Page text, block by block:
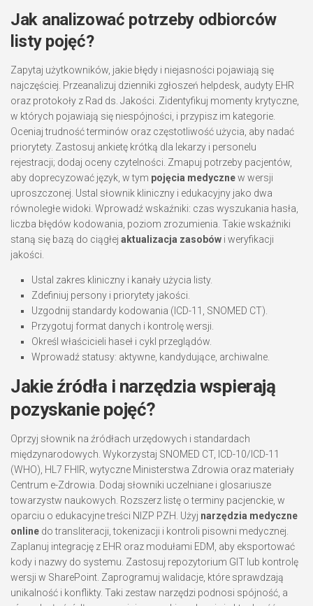
Jak analizować potrzeby odbiorców
listy pojęć?
Zapytaj użytkowników, jakie błędy i niejasności pojawiają się
najczęściej. Przeanalizuj dzienniki zgłoszeń helpdesk, audyty EHR
oraz protokoły z Rad ds. Jakości. Zidentyfikuj momenty krytyczne,
w których pojawiają się niespójności, i przypisz im kategorie.
Oceniaj trudność terminów oraz częstotliwość użycia, aby nadać
priorytety. Zastosuj ankietę krótką dla lekarzy i personelu
rejestracji; dodaj oceny czytelności. Zmapuj potrzeby pacjentów,
aby doprecyzować język, w tym pojęcia medycznew wersji
uproszczonej. Ustal słownik kliniczny i edukacyjny jako dwa
równoległe widoki. Wprowadź wskaźniki: czas wyszukania hasła,
liczba błędów kodowania, poziom zrozumienia. Takie wskaźniki
staną się bazą do ciągłej aktualizacja zasobów i weryfikacji
jakości.
Ustal zakres kliniczny i kanały użycia listy.
Zdefiniuj persony i priorytety jakości.
Uzgodnij standardy kodowania (ICD-11, SNOMED CT).
Przygotuj format danych i kontrolę wersji.
Określ właścicieli haseł i cykl przeglądów.
Wprowadź statusy: aktywne, kandydujące, archiwalne.
Jakie źródła i narzędzia wspierają
pozyskanie pojęć?
Oprzyj słownik na źródłach urzędowych i standardach
międzynarodowych. Wykorzystaj SNOMED CT, ICD-10/ICD-11
(WHO), HL7 FHIR, wytyczne Ministerstwa Zdrowia oraz materiały
Centrum e-Zdrowia. Dodaj słowniki uczelniane i glosariusze
towarzystw naukowych. Rozszerz listę o terminy pacjenckie, w
oparciu o edukacyjne treści NIZP PZH. Użyj narzędzia medyczne
online do transliteracji, tokenizacji i kontroli pisowni medycznej.
Zaplanuj integrację z EHR oraz modułami EDM, aby eksportować
kody i nazwy do systemu. Zastosuj repozytorium GIT lub kontrolę
wersji w SharePoint. Zaprogramuj walidacje, które sprawdzają
unikalność i konflikty. Taki zestaw narzędzi podnosi spójność, a